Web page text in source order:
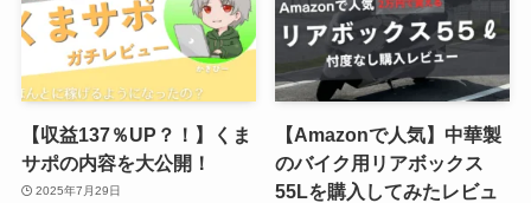
【収益137％UP？！】くま
サポの内容を大公開！
2025年7月29日
【Amazonで人気】中華製
のバイク用リアボックス
55Lを購入してみたレビュ